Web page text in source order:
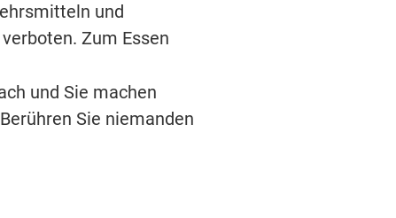
und
Zum Essen
und Sie machen
Sie niemanden